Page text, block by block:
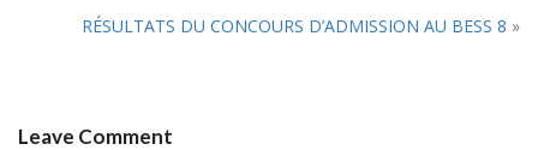
RÉSULTATS DU CONCOURS D’ADMISSION AU BESS 8 »
Leave Comment